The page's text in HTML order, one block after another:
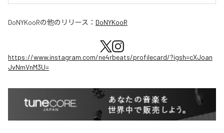
DoNYKooRの他のリリース： DoNYKooR
https://www.instagram.com/ne4rbeats/profilecard/?igsh=cXJoan
JvNmVnM3U=